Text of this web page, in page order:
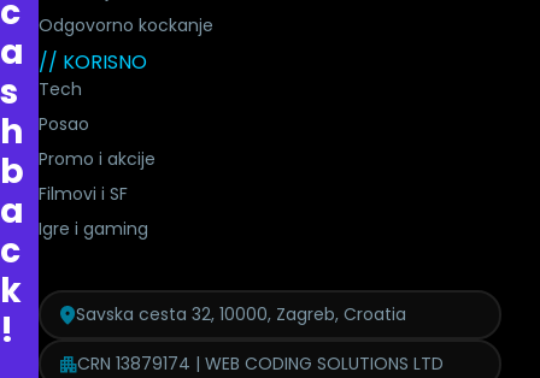
c
a
s
h
b
a
c
k
!
Odgovorno kockanje
// KORISNO
Tech
Posao
Promo i akcije
Filmovi i SF
Igre i gaming
Savska cesta 32, 10000, Zagreb, Croatia
CRN 13879174 | WEB CODING SOLUTIONS LTD